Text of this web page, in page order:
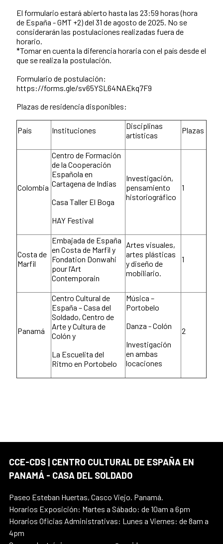
El formulario estará abierto hasta las 23:59 horas (hora
de España - GMT +2) del 31 de agosto de 2025. No se
considerarán las postulaciones realizadas fuera de
horario.
*Tomar en cuenta la diferencia horaria con el país desde el
que se realiza la postulación.
Formulario de postulación:
https://forms.gle/sv65YSL64NAEkq7F9
Plazas de residencia disponibles:
País Instituciones
Disciplinas
artísticas
Plazas
Colombia
Centro de Formación
de la Cooperación
Española en
Cartagena de Indias
Casa Taller El Boga
HAY Festival
Investigación,
pensamiento
historiográfico
1
Costa de
Marfil
Embajada de España
en Costa de Marfil y
Fondation Donwahi
pour l’Art
Contemporain
Artes visuales,
artes plásticas
y diseño de
mobiliario.
1
Panamá
Centro Cultural de
España – Casa del
Soldado, Centro de
Arte y Cultura de
Colón y
La Escuelita del
Ritmo en Portobelo
Música –
Portobelo
Danza - Colón
Investigación
en ambas
locaciones
2
CCE-CDS | CENTRO CULTURAL DE ESPAÑA EN
PANAMÁ - CASA DEL SOLDADO
Paseo Esteban Huertas, Casco Viejo. Panamá.
Horarios Exposición: Martes a Sábado: de 10am a 6pm
Horarios Oficias Administrativas: Lunes a Viernes: de 8am a
4pm